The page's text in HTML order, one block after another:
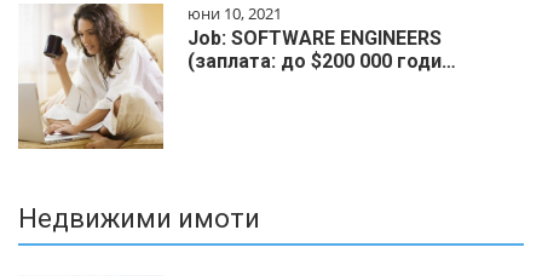
юни 10, 2021
Job: SOFTWARE ENGINEERS
(заплата: до $200 000 годи…
Недвижими имоти